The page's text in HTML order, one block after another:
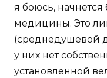
я боюсь,
медицины. Это
(среднедушевой
у них нет
установленной